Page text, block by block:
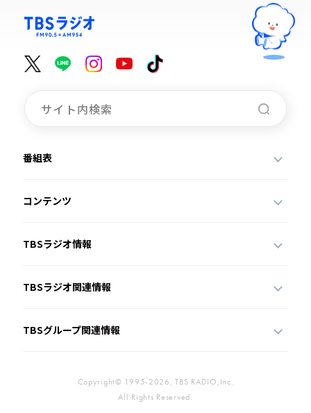
番組表
コンテンツ
TBSラジオ情報
TBSラジオ関連情報
TBSグループ関連情報
Copyright© 1995-2026, TBS RADIO,Inc.
All Rights Reserved.